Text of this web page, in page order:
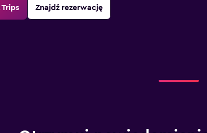
Znajdź rezerwację